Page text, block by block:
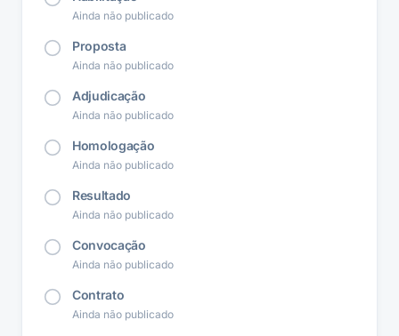
Ainda não publicado
Proposta
Ainda não publicado
Adjudicação
Ainda não publicado
Homologação
Ainda não publicado
Resultado
Ainda não publicado
Convocação
Ainda não publicado
Contrato
Ainda não publicado